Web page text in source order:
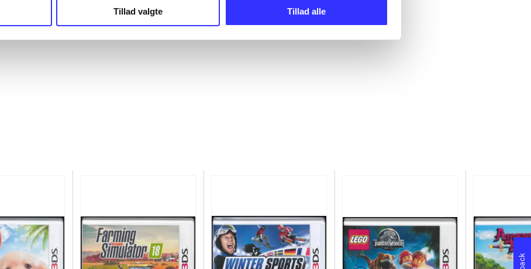
Tillad valgte Tillad alle